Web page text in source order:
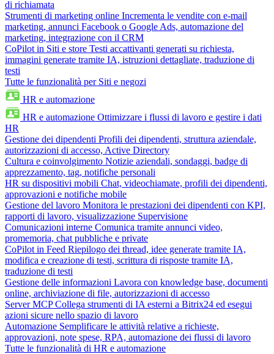
di richiamata
Strumenti di marketing online Incrementa le vendite con e-mail
marketing, annunci Facebook o Google Ads, automazione del
marketing, integrazione con il CRM
CoPilot in Siti e store Testi accattivanti generati su richiesta,
immagini generate tramite IA, istruzioni dettagliate, traduzione di
testi
Tutte le funzionalità per Siti e negozi
HR e automazione
HR e automazione Ottimizzare i flussi di lavoro e gestire i dati
HR
Gestione dei dipendenti Profili dei dipendenti, struttura aziendale,
autorizzazioni di accesso, Active Directory
Cultura e coinvolgimento Notizie aziendali, sondaggi, badge di
apprezzamento, tag, notifiche personali
HR su dispositivi mobili Chat, videochiamate, profili dei dipendenti,
approvazioni e notifiche mobile
Gestione del lavoro Monitora le prestazioni dei dipendenti con KPI,
rapporti di lavoro, visualizzazione Supervisione
Comunicazioni interne Comunica tramite annunci video,
promemoria, chat pubbliche e private
CoPilot in Feed Riepilogo dei thread, idee generate tramite IA,
modifica e creazione di testi, scrittura di risposte tramite IA,
traduzione di testi
Gestione delle informazioni Lavora con knowledge base, documenti
online, archiviazione di file, autorizzazioni di accesso
Server MCP Collega strumenti di IA esterni a Bitrix24 ed esegui
azioni sicure nello spazio di lavoro
Automazione Semplificare le attività relative a richieste,
approvazioni, note spese, RPA, automazione dei flussi di lavoro
Tutte le funzionalità di HR e automazione